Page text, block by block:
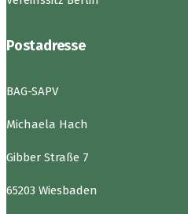
Postadresse
BAG-SAPV
Michaela Hach
Gibber Straße 7
65203 Wiesbaden